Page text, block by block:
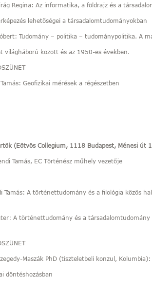
Regina: Az informatika, a földrajz és a
lehetőségei a társadalomtudományokban
Tudomány – politika – tudománypolitika. A
világháború között és az 1950-es években.
Geofizikai mérések a régészetben
(Eötvös Collegium, 1118 Budapest, Ménesi út
Tamás, EC Történész műhely vezetője
A történettudomány és a filológia közös
A történettudomány és a
Maszák PhD (tiszteletbeli konzul, Kolumbia):
döntéshozásban